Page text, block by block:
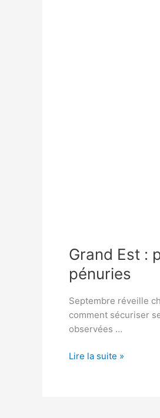
Grand Est :
pénuries
Septembre réveille
comment sécuriser
observées …
Grand
Lire la suite »